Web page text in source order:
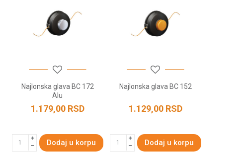
Najlonska glava BC 172
Alu
1.179,00 RSD
Dodaj u korpu
Najlonska glava BC 152
1.129,00 RSD
Dodaj u korpu